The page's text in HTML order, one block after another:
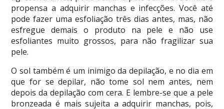
propensa a adquirir manchas e infecções. Você até
pode fazer uma esfoliação três dias antes, mas, não
esfregue demais o produto na pele e não use
esfoliantes muito grossos, para não fragilizar sua
pele.
O sol também é um inimigo da depilação, e no dia em
que for se depilar, não tome sol nem antes, nem
depois da depilação com cera. E lembre-se que a pele
bronzeada é mais sujeita a adquirir manchas, pois,